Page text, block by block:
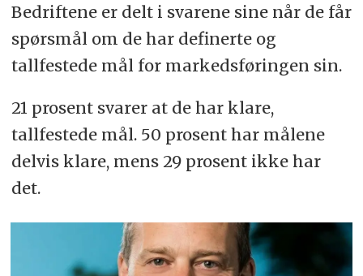
Bedriftene er delt i svarene sine når de får
spørsmål om de har definerte og
tallfestede mål for markedsføringen sin.
21 prosent svarer at de har klare,
tallfestede mål. 50 prosent har målene
delvis klare, mens 29 prosent ikke har
det.